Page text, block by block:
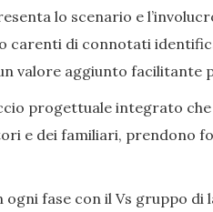
lo scenario e
carenti di connotati
valore aggiunto facilitante
progettuale integrato
e dei familiari, prendono
fase con il Vs gruppo